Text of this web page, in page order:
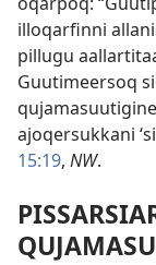
illoqarfinni
pillugu
Guutimeersoq
ajoqersukkani
15:19, NW.